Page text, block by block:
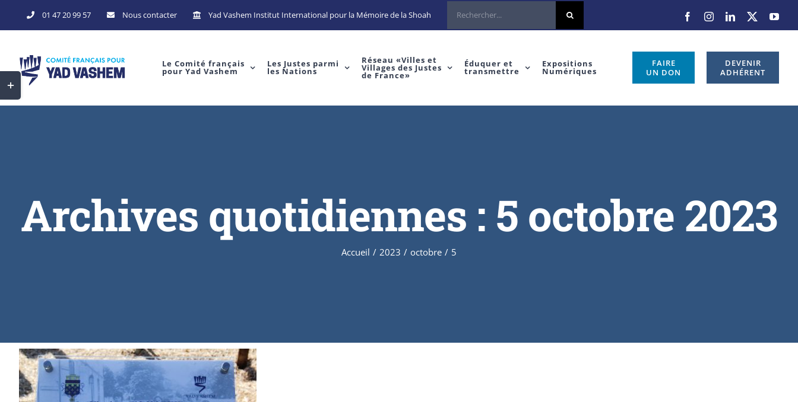
to
01 47 20 99 57 Nous contacter Yad Vashem Institut International pour la Mémoire de la Shoah Rechercher
FacebookInstagramLinkedIn
X
Le Comité français
pour Yad Vashem
Les Justes parmi
les Nations
Réseau «Villes et
Villages des Justes
de France»
Éduquer et
transmettre
Expositions
Numériques
FAIRE
UN DON
DEVENIR
ADHÉRENT
Archives quotidiennes : 5 octobre 2023
Accueil / 2023 / octobre / 5
Toggle
Sliding